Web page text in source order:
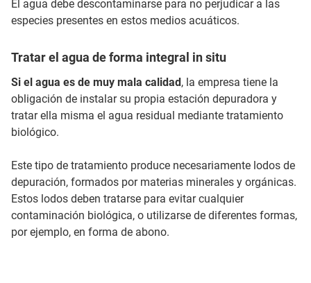
El agua debe descontaminarse para no perjudicar a las
especies presentes en estos medios acuáticos.
Tratar el agua de forma integral in situ
Si el agua es de muy mala calidad , la empresa tiene la
obligación de instalar su propia estación depuradora y
tratar ella misma el agua residual mediante tratamiento
biológico.
Este tipo de tratamiento produce necesariamente lodos de
depuración, formados por materias minerales y orgánicas.
Estos lodos deben tratarse para evitar cualquier
contaminación biológica, o utilizarse de diferentes formas,
por ejemplo, en forma de abono.